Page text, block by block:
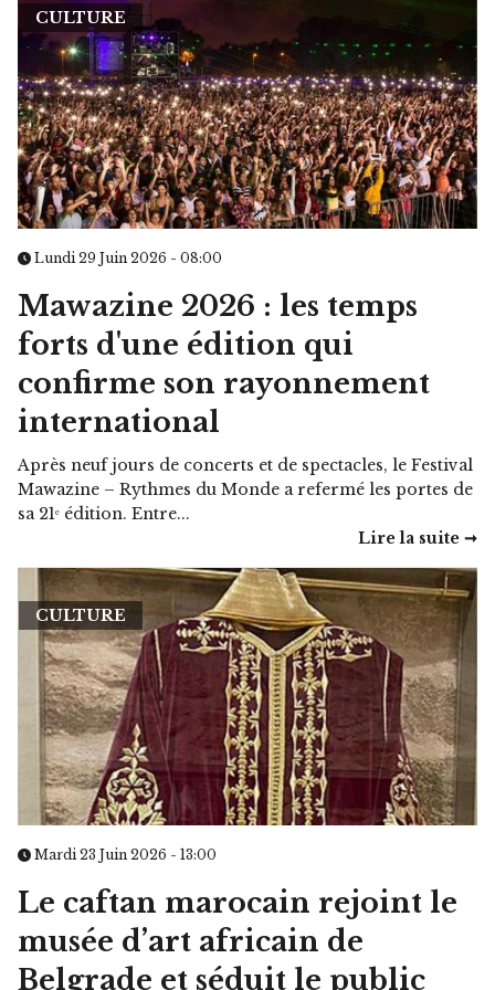
CULTURE
Lundi 29 Juin 2026 - 08:00
Mawazine 2026 : les temps
forts d'une édition qui
confirme son rayonnement
international
Après neuf jours de concerts et de spectacles, le Festival
Mawazine – Rythmes du Monde a refermé les portes de
sa 21ᵉ édition. Entre...
Lire la suite ➞
CULTURE
Mardi 23 Juin 2026 - 13:00
Le caftan marocain rejoint le
musée d’art africain de
Belgrade et séduit le public